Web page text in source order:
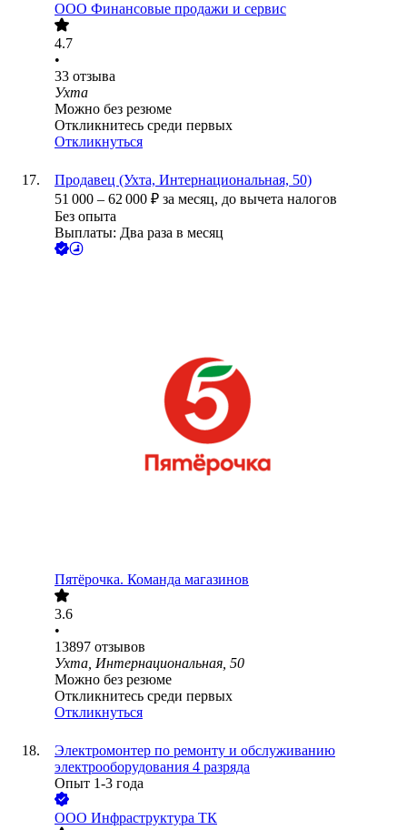
ООО Финансовые продажи и сервис
4.7
•
33 отзыва
Ухта
Можно без резюме
Откликнитесь среди первых
Откликнуться
Продавец (Ухта, Интернациональная, 50)
51 000 – 62 000 ₽ за месяц, до вычета налогов
Без опыта
Выплаты: Два раза в месяц
Пятёрочка. Команда магазинов
3.6
•
13897 отзывов
Ухта, Интернациональная, 50
Можно без резюме
Откликнитесь среди первых
Откликнуться
Электромонтер по ремонту и обслуживанию
электрооборудования 4 разряда
Опыт 1-3 года
ООО Инфраструктура ТК